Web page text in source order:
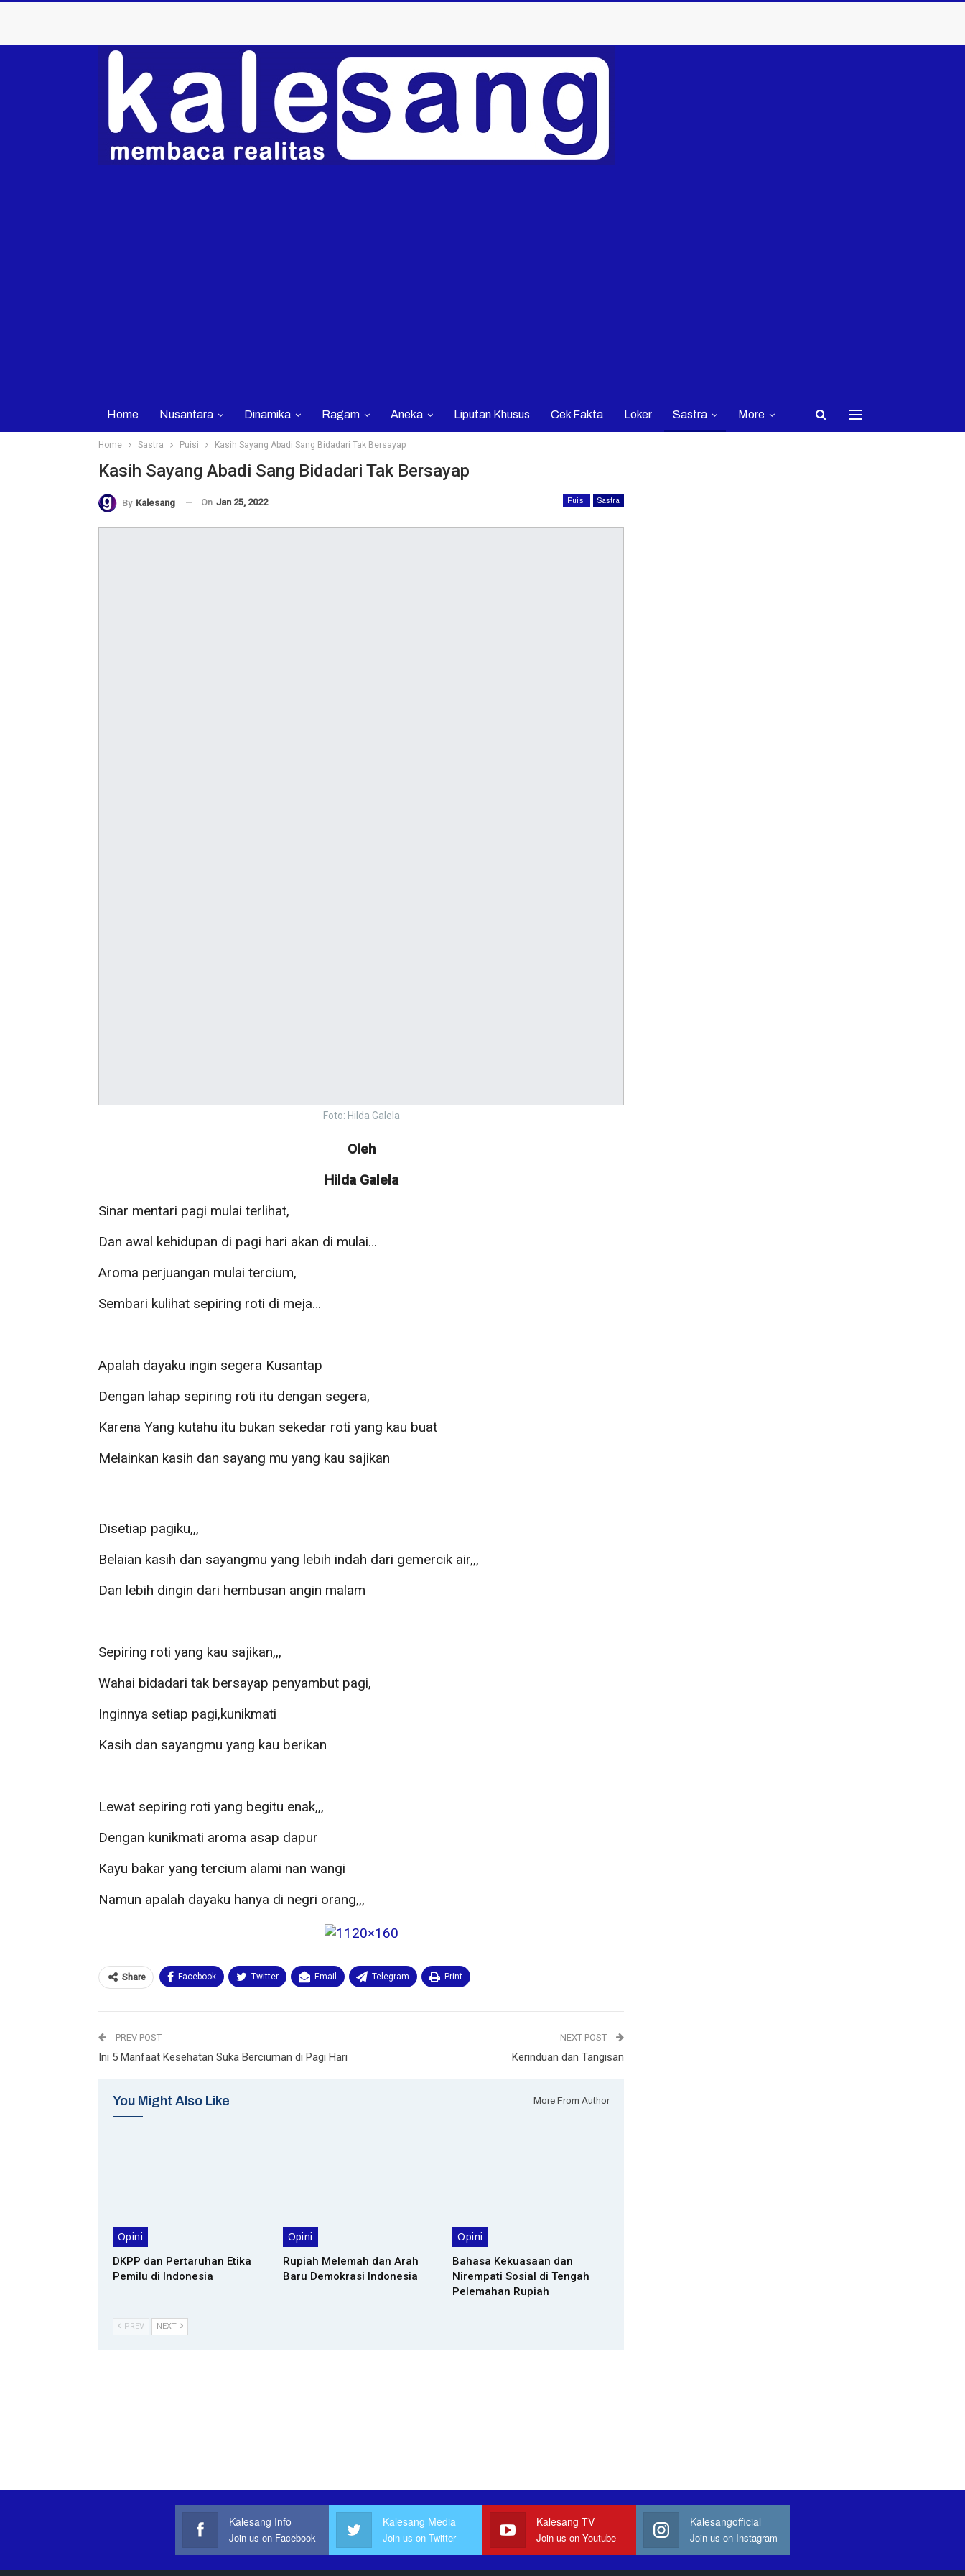
Home Nusantara Dinamika Ragam Aneka Liputan Khusus Cek Fakta Loker Sastra More
Home Sastra Puisi Kasih Sayang Abadi Sang Bidadari Tak Bersayap
Kasih Sayang Abadi Sang Bidadari Tak Bersayap
Puisi Sastra
By Kalesang On Jan 25, 2022
Foto: Hilda Galela
Oleh
Hilda Galela
Sinar mentari pagi mulai terlihat,
Dan awal kehidupan di pagi hari akan di mulai…
Aroma perjuangan mulai tercium,
Sembari kulihat sepiring roti di meja…
Apalah dayaku ingin segera Kusantap
Dengan lahap sepiring roti itu dengan segera,
Karena Yang kutahu itu bukan sekedar roti yang kau buat
Melainkan kasih dan sayang mu yang kau sajikan
Disetiap pagiku,,,
Belaian kasih dan sayangmu yang lebih indah dari gemercik air,,,
Dan lebih dingin dari hembusan angin malam
Sepiring roti yang kau sajikan,,,
Wahai bidadari tak bersayap penyambut pagi,
Inginnya setiap pagi,kunikmati
Kasih dan sayangmu yang kau berikan
Lewat sepiring roti yang begitu enak,,,
Dengan kunikmati aroma asap dapur
Kayu bakar yang tercium alami nan wangi
Namun apalah dayaku hanya di negri orang,,,
Share Facebook Twitter Email Telegram Print
PREV POST
Ini 5 Manfaat Kesehatan Suka Berciuman di Pagi Hari
NEXT POST
Kerinduan dan Tangisan
You Might Also Like More From Author
Opini
DKPP dan Pertaruhan Etika
Pemilu di Indonesia
Opini
Rupiah Melemah dan Arah
Baru Demokrasi Indonesia
Opini
Bahasa Kekuasaan dan
Nirempati Sosial di Tengah
Pelemahan Rupiah
PREV NEXT
Kalesang Info
Join us on Facebook
Kalesang Media
Join us on Twitter
Kalesang TV
Join us on Youtube
Kalesangofficial
Join us on Instagram